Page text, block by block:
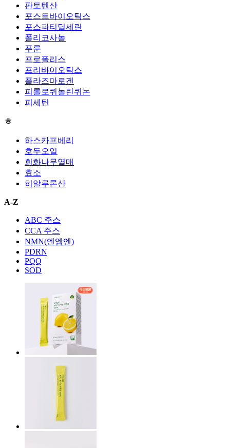
판토텐산
포스트바이오틱스
포스파티딜세린
폴리코사놀
푸룬
프로폴리스
프리바이오틱스
플라즈마로겐
피롤로퀴놀린퀴논
피세틴
ㅎ
하스카프베리
호두오일
회화나무열매
효소
히알루론산
A-Z
ABC 주스
CCA 주스
NMN(엔엠엔)
PDRN
PQQ
SOD